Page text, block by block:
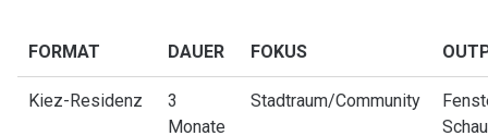
FORMAT DAUER FOKUS
Kiez-Residenz
3
Monate
Stadtraum/Community
Schau